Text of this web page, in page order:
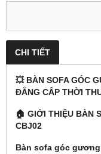
CHI TIẾT
💥 BÀN SOFA GÓC
ĐẲNG CẤP THỜI
🏠 GIỚI THIỆU BÀN
CBJ02
Bàn sofa góc